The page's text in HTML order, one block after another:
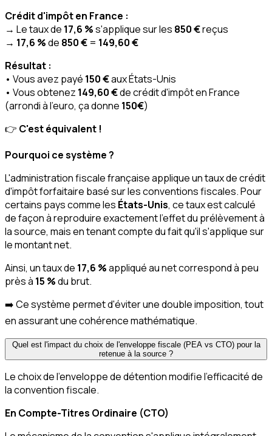
Crédit d'impôt en France :
→ Le taux de 17,6 %s'applique sur les 850 €reçus
→ 17,6 %de 850 € = 149,60 €
Résultat :
• Vous avez payé 150 €aux États-Unis
• Vous obtenez 149,60 €de crédit d'impôt en France
(arrondi à l'euro, ça donne 150€)
👉 C'est équivalent !
Pourquoi ce système ?
L'administration fiscale française applique un taux de crédit
d'impôt forfaitaire basé sur les conventions fiscales. Pour
certains pays comme les États-Unis, ce taux est calculé
de façon à reproduire exactement l'effet du prélèvement à
la source, mais en tenant compte du fait qu'il s'applique sur
le montant net.
Ainsi, un taux de 17,6 %appliqué au net correspond à peu
près à 15 %du brut.
➡️ Ce système permet d'éviter une double imposition, tout
en assurant une cohérence mathématique.
Quel est l'impact du choix de l'enveloppe fiscale (PEA vs CTO) pour la
retenue à la source ?
Le choix de l'enveloppe de détention modifie l'efficacité de
la convention fiscale.
En Compte-Titres Ordinaire (CTO)